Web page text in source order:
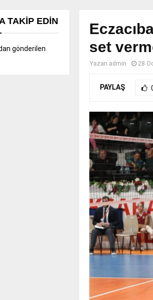
set
Yazan admin 28
PAYLAŞ
TAKIP EDIN
gönderilen